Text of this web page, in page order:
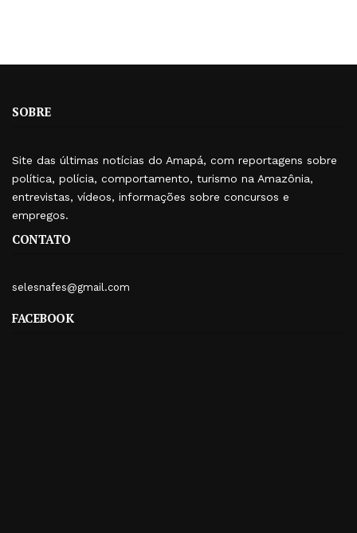
SOBRE
Site das últimas notícias do Amapá, com reportagens sobre
política, polícia, comportamento, turismo na Amazônia,
entrevistas, vídeos, informações sobre concursos e
empregos.
CONTATO
selesnafes@gmail.com
FACEBOOK